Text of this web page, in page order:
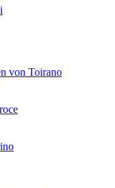
von Toirano